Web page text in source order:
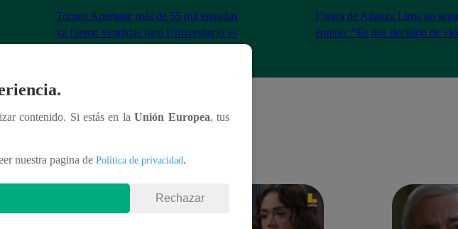
Torneo Apertura: más de 55 mil entradas
ya fueron vendidas para Universitario vs
Figura de Alianza Lima no
equipo: “Es una decisión de
contenido. Si estás en laUnión Europea, tus
nuestra pagina de Política de privacidad.
Rechazar